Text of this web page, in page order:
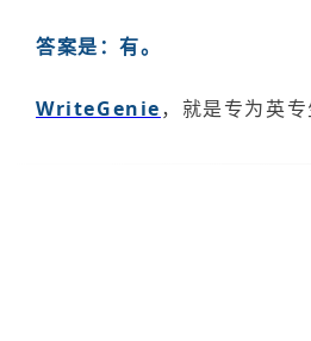
答案是：有。
WriteGenie，就是专为英